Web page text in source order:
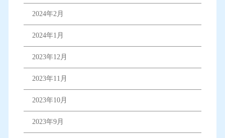
2024年2月
2024年1月
2023年12月
2023年11月
2023年10月
2023年9月